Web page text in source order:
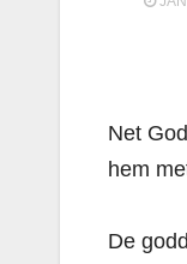
Net
hem
De